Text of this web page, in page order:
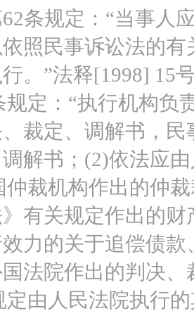
62条规定：“当事
照民事诉讼法的
。”法释[1998] 15
规定：“执行机构负
裁定、调解书，
解书；(2)依法应
仲裁机构作出的仲
有关规定作出的
力的关于追偿债
法院作出的判决
定由人民法院执行